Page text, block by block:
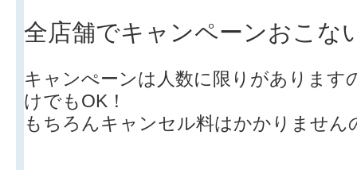
全店舗でキャンペーンおこな
キャンぺーンは人数に限りがあります
けでもOK！
もちろんキャンセル料はかかりません